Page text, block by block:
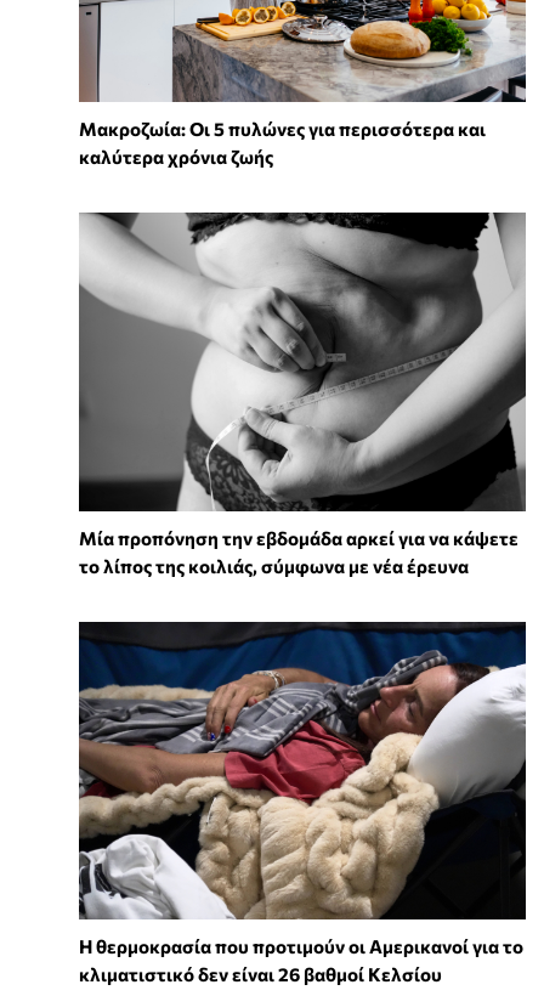
Mακροζωία: Οι 5 πυλώνες για περισσότερα και
καλύτερα χρόνια ζωής
Μία προπόνηση την εβδομάδα αρκεί για να κάψετε
το λίπος της κοιλιάς, σύμφωνα με νέα έρευνα
Η θερμοκρασία που προτιμούν οι Αμερικανοί για το
κλιματιστικό δεν είναι 26 βαθμοί Κελσίου